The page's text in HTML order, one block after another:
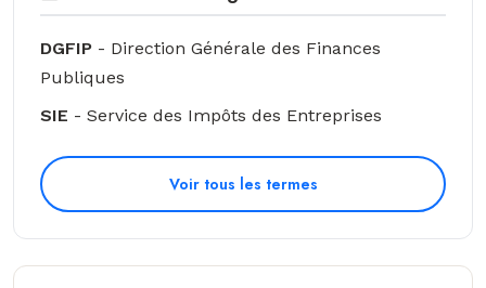
DGFIP - Direction Générale des Finances
Publiques
SIE - Service des Impôts des Entreprises
Voir tous les termes